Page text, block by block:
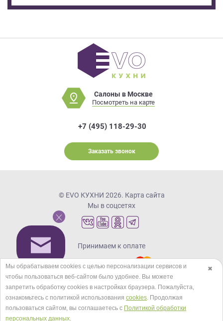
Салоны в Москве
Посмотреть на карте
+7 (495) 118-29-30
Заказать звонок
© EVO КУХНИ 2026. Карта сайта
Мы в соцсетях
Принимаем к оплате
Кредиты и рассрочка
✖
Мы обрабатываем cookies с целью персонализации сервисов и
чтобы пользоваться веб-сайтом было удобнее. Вы можете
запретить обработку сookies в настройках браузера. Пожалуйста,
ознакомьтесь с политикой использования cookies. Продолжая
пользоваться сайтом, вы соглашаетесь с Политикой обработки
персональных данных.